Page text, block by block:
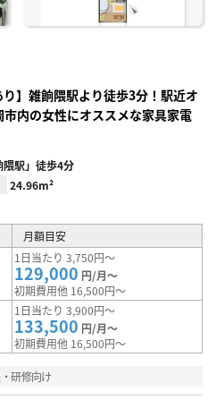
り】雑餉隈駅より徒歩3分！駅近オ
内の女性にオススメな家具家電
駅」徒歩4分
24.96m²
月額目安
1日当たり 3,750円～
129,000 円/月～
初期費用他 16,500円～
1日当たり 3,900円～
133,500 円/月～
初期費用他 16,500円～
研修向け